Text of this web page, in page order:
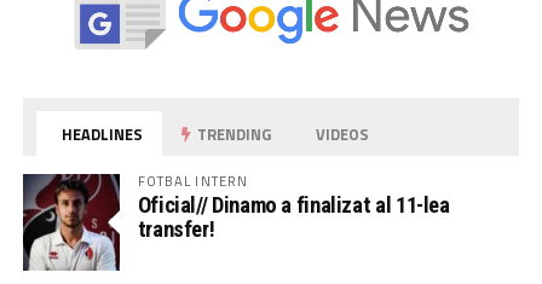
HEADLINES TRENDING VIDEOS
FOTBAL INTERN
Oficial// Dinamo a finalizat al 11-lea
transfer!